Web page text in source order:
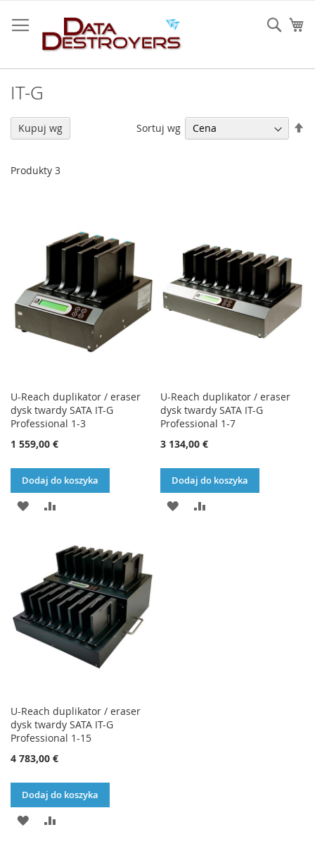
do
treści
IT-G
Produkty 3
Sortuj wg
U-Reach duplikator / eraser
dysk twardy SATA IT-G
Professional 1-3
1 559,00 €
Dodaj do koszyka
DODAJ
LISTY
ŻYCZEŃ
U-Reach duplikator / eraser
dysk twardy SATA IT-G
Professional 1-7
3 134,00 €
Dodaj do koszyka
DODAJ
U-Reach duplikator / eraser
dysk twardy SATA IT-G
Professional 1-15
4 783,00 €
Dodaj do koszyka
DODAJ
Kupuj wg